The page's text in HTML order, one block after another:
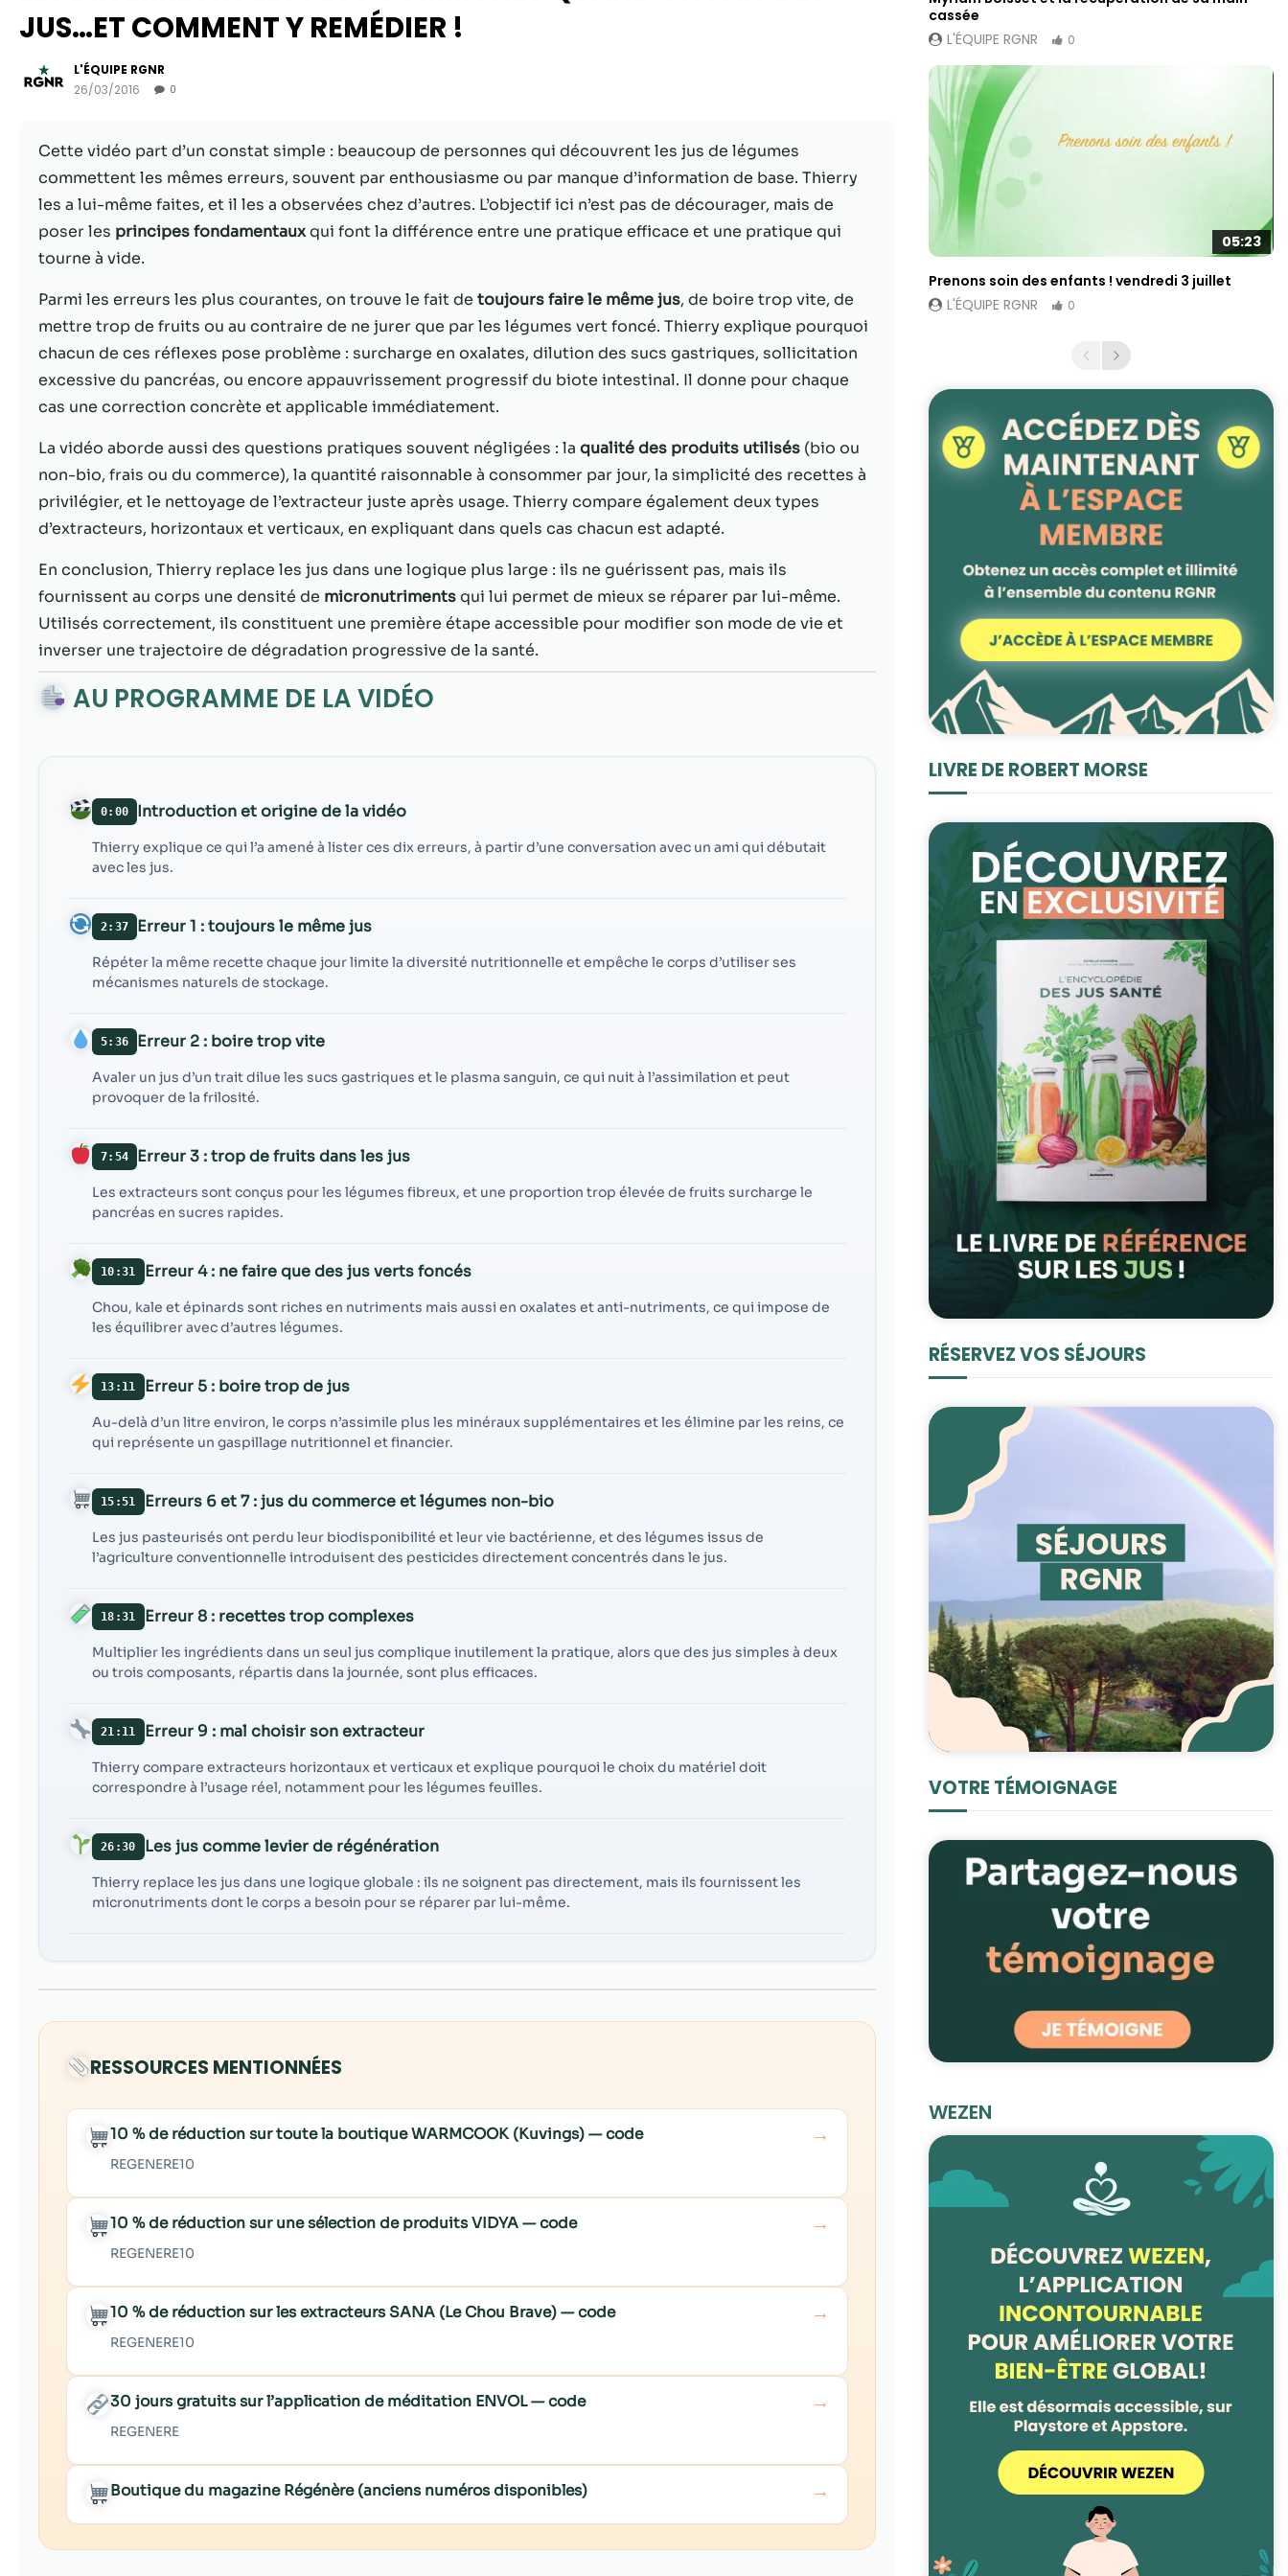
JUS…ET COMMENT Y REMÉDIER !
L'ÉQUIPE RGNR
26/03/2016
0
Cette vidéo part d’un constat simple : beaucoup de personnes qui découvrent les jus de légumes
commettent les mêmes erreurs, souvent par enthousiasme ou par manque d’information de base. Thierry
les a lui-même faites, et il les a observées chez d’autres. L’objectif ici n’est pas de décourager, mais de
poser les principes fondamentauxqui font la différence entre une pratique efficace et une pratique qui
tourne à vide.
Parmi les erreurs les plus courantes, on trouve le fait de toujours faire le même jus, de boire trop vite, de
mettre trop de fruits ou au contraire de ne jurer que par les légumes vert foncé. Thierry explique pourquoi
chacun de ces réflexes pose problème : surcharge en oxalates, dilution des sucs gastriques, sollicitation
excessive du pancréas, ou encore appauvrissement progressif du biote intestinal. Il donne pour chaque
cas une correction concrète et applicable immédiatement.
La vidéo aborde aussi des questions pratiques souvent négligées : la qualité des produits utilisés (bio ou
non-bio, frais ou du commerce), la quantité raisonnable à consommer par jour, la simplicité des recettes à
privilégier, et le nettoyage de l’extracteur juste après usage. Thierry compare également deux types
d’extracteurs, horizontaux et verticaux, en expliquant dans quels cas chacun est adapté.
En conclusion, Thierry replace les jus dans une logique plus large : ils ne guérissent pas, mais ils
fournissent au corps une densité de micronutrimentsqui lui permet de mieux se réparer par lui-même.
Utilisés correctement, ils constituent une première étape accessible pour modifier son mode de vie et
inverser une trajectoire de dégradation progressive de la santé.
AU PROGRAMME DE LA VIDÉO
0:00 Introduction et origine de la vidéo
Thierry explique ce qui l’a amené à lister ces dix erreurs, à partir d’une conversation avec un ami qui débutait
avec les jus.
2:37 Erreur 1 : toujours le même jus
Répéter la même recette chaque jour limite la diversité nutritionnelle et empêche le corps d’utiliser ses
mécanismes naturels de stockage.
5:36 Erreur 2 : boire trop vite
Avaler un jus d’un trait dilue les sucs gastriques et le plasma sanguin, ce qui nuit à l’assimilation et peut
provoquer de la frilosité.
7:54 Erreur 3 : trop de fruits dans les jus
Les extracteurs sont conçus pour les légumes fibreux, et une proportion trop élevée de fruits surcharge le
pancréas en sucres rapides.
10:31 Erreur 4 : ne faire que des jus verts foncés
Chou, kale et épinards sont riches en nutriments mais aussi en oxalates et anti-nutriments, ce qui impose de
les équilibrer avec d’autres légumes.
13:11 Erreur 5 : boire trop de jus
Au-delà d’un litre environ, le corps n’assimile plus les minéraux supplémentaires et les élimine par les reins, ce
qui représente un gaspillage nutritionnel et financier.
15:51 Erreurs 6 et 7 : jus du commerce et légumes non-bio
Les jus pasteurisés ont perdu leur biodisponibilité et leur vie bactérienne, et des légumes issus de
l’agriculture conventionnelle introduisent des pesticides directement concentrés dans le jus.
18:31 Erreur 8 : recettes trop complexes
Multiplier les ingrédients dans un seul jus complique inutilement la pratique, alors que des jus simples à deux
ou trois composants, répartis dans la journée, sont plus efficaces.
21:11 Erreur 9 : mal choisir son extracteur
Thierry compare extracteurs horizontaux et verticaux et explique pourquoi le choix du matériel doit
correspondre à l’usage réel, notamment pour les légumes feuilles.
26:30 Les jus comme levier de régénération
Thierry replace les jus dans une logique globale : ils ne soignent pas directement, mais ils fournissent les
micronutriments dont le corps a besoin pour se réparer par lui-même.
RESSOURCES MENTIONNÉES
10 % de réduction sur toute la boutique WARMCOOK (Kuvings) — code
REGENERE10
→
10 % de réduction sur une sélection de produits VIDYA — code
REGENERE10
→
10 % de réduction sur les extracteurs SANA (Le Chou Brave) — code
REGENERE10
→
30 jours gratuits sur l’application de méditation ENVOL — code
REGENERE
→
Boutique du magazine Régénère (anciens numéros disponibles) →
cassée
L'ÉQUIPE RGNR
0
05:23
Prenons soin des enfants ! vendredi 3 juillet
L'ÉQUIPE RGNR
0
LIVRE DE ROBERT MORSE
RÉSERVEZ VOS SÉJOURS
VOTRE TÉMOIGNAGE
WEZEN
et la structure
du site Web,
en fonction
de la façon
dont le site
Web est
Experience
Afin que notre
site Web
fonctionne
de votre visite.
Si vous refusez
ces cookies,
certaines
fonctionnalités
du site Web.
voir du
contenu et des